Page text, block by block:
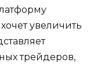
увеличить
трейдеров,